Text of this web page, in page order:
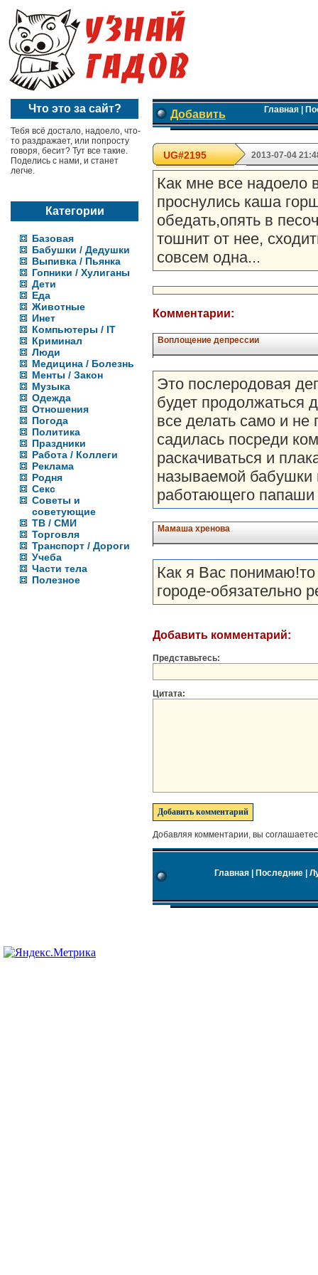
Что это за сайт?
Тебя всё достало, надоело, что-
то раздражает, или попросту
говоря, бесит? Тут все такие.
Поделись с нами, и станет
легче.
Категории
Базовая
Бабушки / Дедушки
Выпивка / Пьянка
Гопники / Хулиганы
Дети
Еда
Животные
Инет
Компьютеры / IT
Криминал
Люди
Медицина / Болезнь
Менты / Закон
Музыка
Одежда
Отношения
Погода
Политика
Праздники
Работа / Коллеги
Реклама
Родня
Секс
Советы и
советующие
ТВ / СМИ
Торговля
Транспорт / Дороги
Учеба
Части тела
Полезное
Добавить Главная|
UG#2195 2013-07-04
Как мне все надоело
проснулись каша
обедать,опять в
тошнит от нее,
совсем одна...
Комментарии:
Воплощение депрессии
Это послеродовая
будет продолжаться
все делать само и не
садилась посреди
раскачиваться и
называемой бабушки
работающего папаши
Мамаша хренова
Как я Вас
городе-обязательно
Добавить комментарий:
Представьтесь:
Цитата:
Добавляя комментарии, вы
Главная Последние